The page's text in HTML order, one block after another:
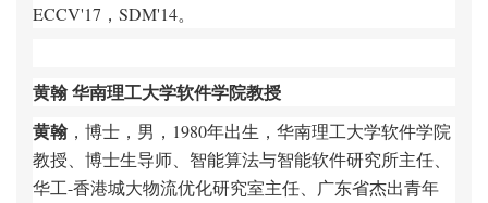
ECCV'17，SDM'14。
黄翰 华南理工大学软件学院教授
黄翰 ，博士，男，1980年出生，华南理工大学软件学院
教授、博士生导师、智能算法与智能软件研究所主任、
华工-香港城大物流优化研究室主任、广东省杰出青年